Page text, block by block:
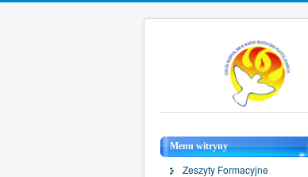
Menu witryny
Zeszyty Formacyjne